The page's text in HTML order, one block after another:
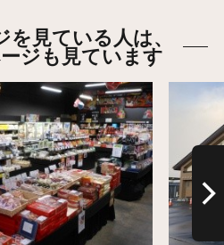
を見ている人は、
ジも見ています
詳細